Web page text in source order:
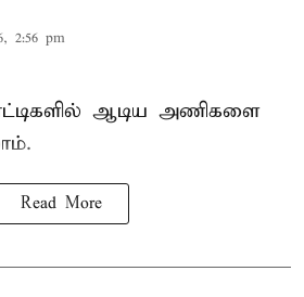
2:56 pm
ஆடிய அணிகளை
Read More